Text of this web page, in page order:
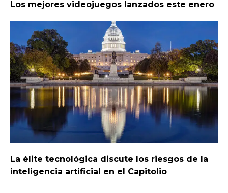
Los mejores videojuegos lanzados este enero
La élite tecnológica discute los riesgos de la
inteligencia artificial en el Capitolio